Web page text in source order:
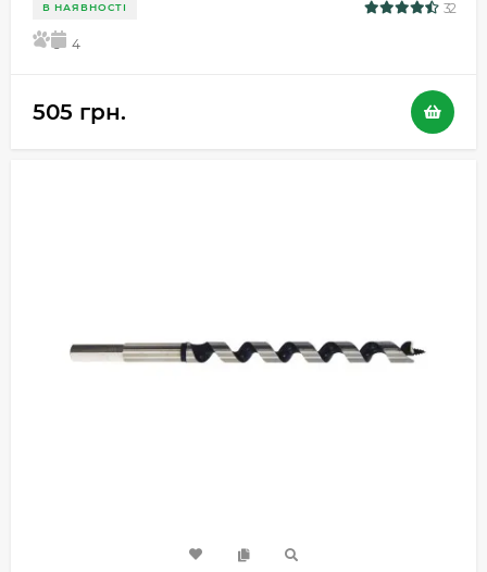
В НАЯВНОСТІ 32
5 4
505 грн.